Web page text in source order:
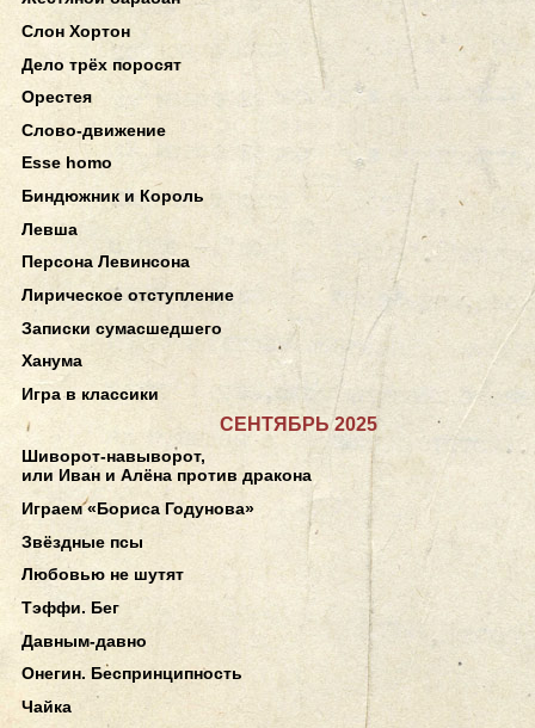
Слон Хортон
Дело трёх поросят
Орестея
Слово-движение
Esse homo
Биндюжник и Король
Левша
Персона Левинсона
Лирическое отступление
Записки сумасшедшего
Ханума
Игра в классики
СЕНТЯБРЬ 2025
Шиворот-навыворот,
или Иван и Алёна против дракона
Играем «Бориса Годунова»
Звёздные псы
Любовью не шутят
Тэффи. Бег
Давным-давно
Онегин. Беспринципность
Чайка